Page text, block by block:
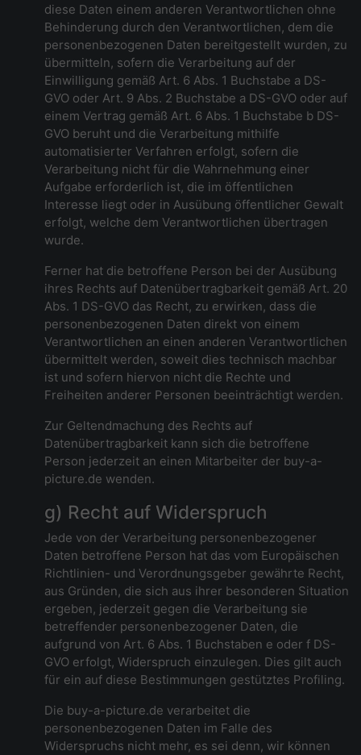
diese Daten einem anderen Verantwortlichen ohne
Behinderung durch den Verantwortlichen, dem die
personenbezogenen Daten bereitgestellt wurden, zu
übermitteln, sofern die Verarbeitung auf der
Einwilligung gemäß Art. 6 Abs. 1 Buchstabe a DS-
GVO oder Art. 9 Abs. 2 Buchstabe a DS-GVO oder auf
einem Vertrag gemäß Art. 6 Abs. 1 Buchstabe b DS-
GVO beruht und die Verarbeitung mithilfe
automatisierter Verfahren erfolgt, sofern die
Verarbeitung nicht für die Wahrnehmung einer
Aufgabe erforderlich ist, die im öffentlichen
Interesse liegt oder in Ausübung öffentlicher Gewalt
erfolgt, welche dem Verantwortlichen übertragen
wurde.
Ferner hat die betroffene Person bei der Ausübung
ihres Rechts auf Datenübertragbarkeit gemäß Art. 20
Abs. 1 DS-GVO das Recht, zu erwirken, dass die
personenbezogenen Daten direkt von einem
Verantwortlichen an einen anderen Verantwortlichen
übermittelt werden, soweit dies technisch machbar
ist und sofern hiervon nicht die Rechte und
Freiheiten anderer Personen beeinträchtigt werden.
Zur Geltendmachung des Rechts auf
Datenübertragbarkeit kann sich die betroffene
Person jederzeit an einen Mitarbeiter der buy-a-
picture.de wenden.
g) Recht auf Widerspruch
Jede von der Verarbeitung personenbezogener
Daten betroffene Person hat das vom Europäischen
Richtlinien- und Verordnungsgeber gewährte Recht,
aus Gründen, die sich aus ihrer besonderen Situation
ergeben, jederzeit gegen die Verarbeitung sie
betreffender personenbezogener Daten, die
aufgrund von Art. 6 Abs. 1 Buchstaben e oder f DS-
GVO erfolgt, Widerspruch einzulegen. Dies gilt auch
für ein auf diese Bestimmungen gestütztes Profiling.
Die buy-a-picture.de verarbeitet die
personenbezogenen Daten im Falle des
Widerspruchs nicht mehr, es sei denn, wir können